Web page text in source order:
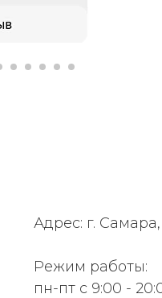
Адрес: г.
Режим работы:
пн-пт с 9:00 -